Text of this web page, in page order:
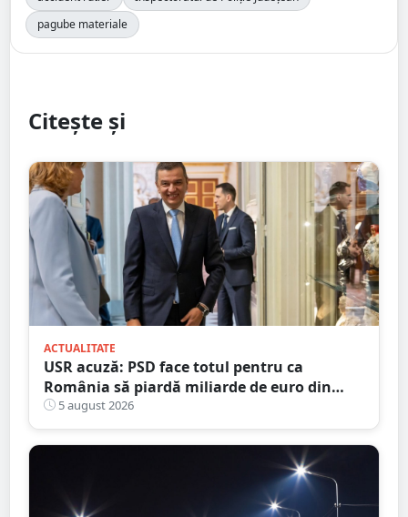
pagube materiale
Citește și
ACTUALITATE
USR acuză: PSD face totul pentru ca
România să piardă miliarde de euro din
PNRR
5 august 2026